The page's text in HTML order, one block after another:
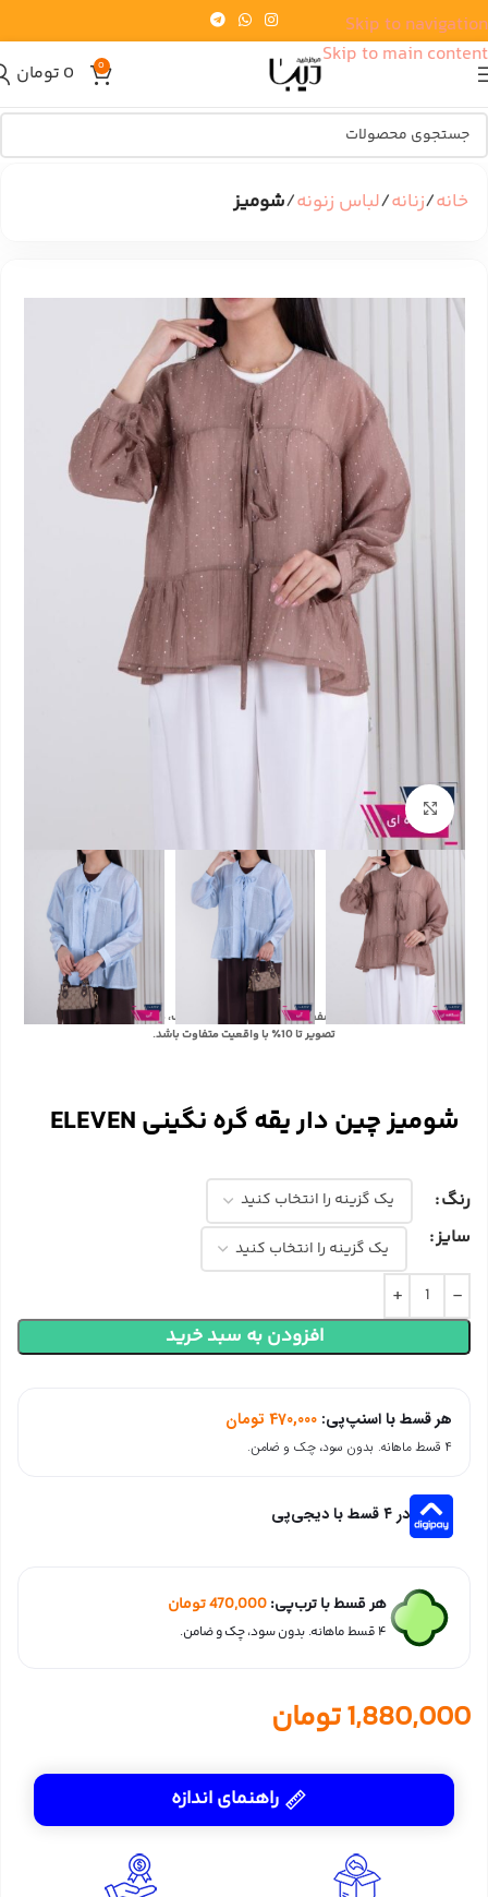
Skip to navigation
Skip to main content
0
0 تومان
خانه زنانه لباس زنونه شومیز
بزرگنمایی تصویر
با توجه به تفاوت رنگ‌ها در صفحه نمایش دستگاه‌های مختلف، ممکن است رنگ محصولات در
تصویر تا 10٪ با واقعیت متفاوت باشد.
شومیز چین دار یقه گره نگینی ELEVEN
رنگ
سایز
افزودن به سبد خرید
هر قسط با اسنپ‌پی: 470,000 تومان
۴ قسط ماهانه. بدون سود، چک و ضامن.
در ۴ قسط با دیجی‌پی
هر قسط با ترب‌پی:470,000تومان
۴ قسط ماهانه. بدون سود، چک و ضامن.
1,880,000تومان
راهنمای اندازه